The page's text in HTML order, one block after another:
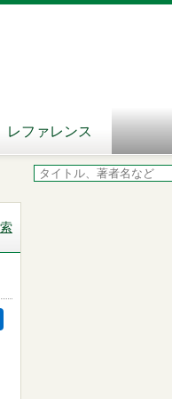
レファレンス